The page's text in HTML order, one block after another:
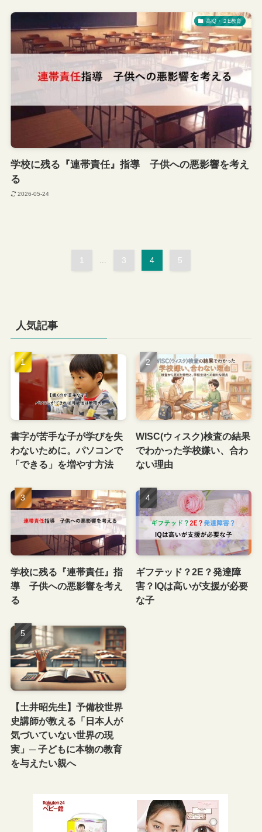
高IQ・２E教育
学校に残る『連帯責任』指導 子供への悪影響を考え
る
2026-05-24
1 ... 3 4 5
人気記事
書字が苦手な子が学びを失
わないために。パソコンで
「できる」を増やす方法
WISC(ウィスク)検査の結果
でわかった学校嫌い、合わ
ない理由
学校に残る『連帯責任』指
導 子供への悪影響を考え
る
ギフテッド？2E？発達障
害？IQは高いが支援が必要
な子
【土井昭先生】予備校世界
史講師が教える「日本人が
気づいていない世界の現
実」─ 子どもに本物の教育
を与えたい親へ